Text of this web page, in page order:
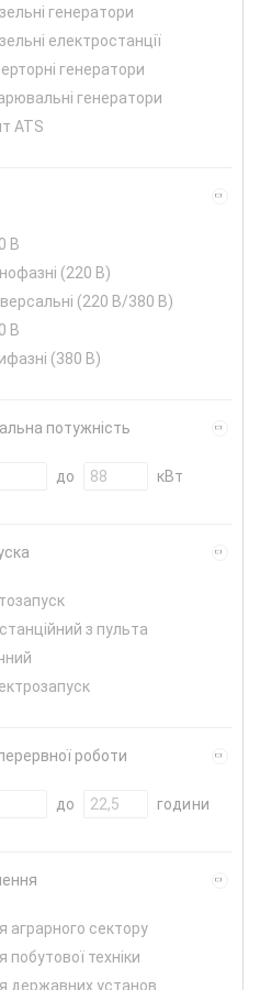
генератори
електростанції
генератори
генератори
ATS
В
(220 В)
(220 В/380 В)
В
(380 В)
потужність
до кВт
з пульта
роботи
до години
аграрного сектору
побутової техніки
державних установ